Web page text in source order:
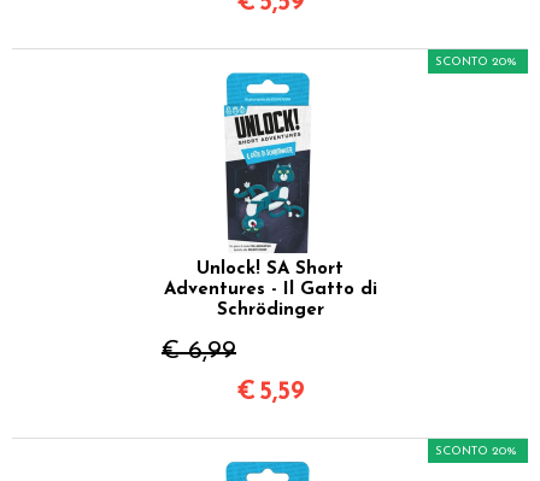
Unlock! SA Short
Adventures - Il Gatto di
Schrödinger
€ 6,99
SCONTO 20%
€ 5,59
SCONTO 20%